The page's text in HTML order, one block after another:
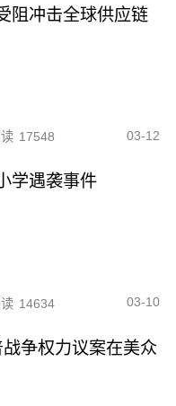
阻冲击全球供应链
17548 03-12
学遇袭事件
14634 03-10
战争权力议案在美众